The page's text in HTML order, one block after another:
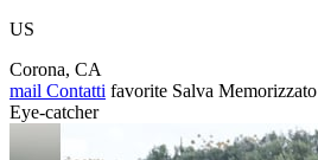
US
Corona, CA
mail Contatti favorite Salva Memorizzato
Eye-catcher